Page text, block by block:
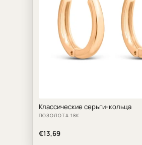
Классические серьги-кольца
ПОЗОЛОТА 18К
€13,69